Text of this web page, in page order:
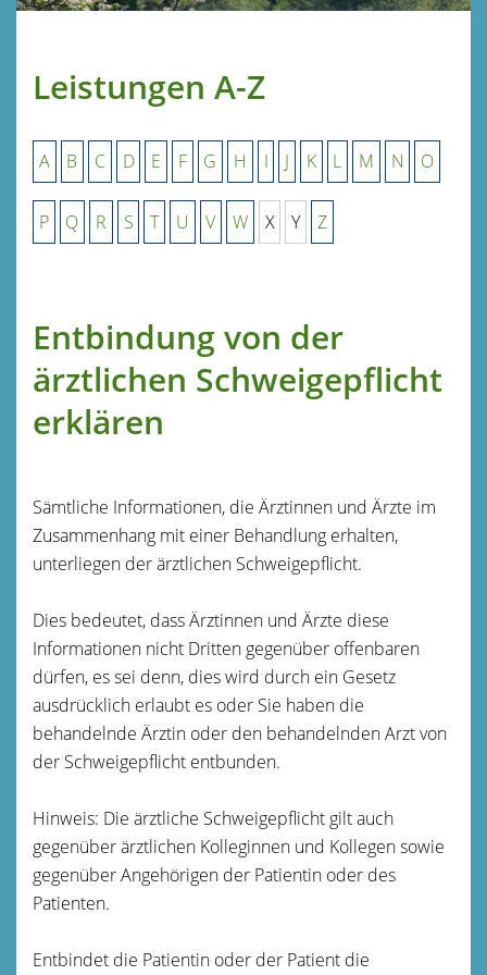
Leistungen A-Z
A B C D E F G H I J K L M N O
P Q R S T U V W X Y Z
Entbindung von der
ärztlichen Schweigepflicht
erklären
Sämtliche Informationen, die Ärztinnen und Ärzte im
Zusammenhang mit einer Behandlung erhalten,
unterliegen der ärztlichen Schweigepflicht.
Dies bedeutet, dass Ärztinnen und Ärzte diese
Informationen nicht Dritten gegenüber offenbaren
dürfen, es sei denn, dies wird durch ein Gesetz
ausdrücklich erlaubt es oder Sie haben die
behandelnde Ärztin oder den behandelnden Arzt von
der Schweigepflicht entbunden.
Hinweis: Die ärztliche Schweigepflicht gilt auch
gegenüber ärztlichen Kolleginnen und Kollegen sowie
gegenüber Angehörigen der Patientin oder des
Patienten.
Entbindet die Patientin oder der Patient die